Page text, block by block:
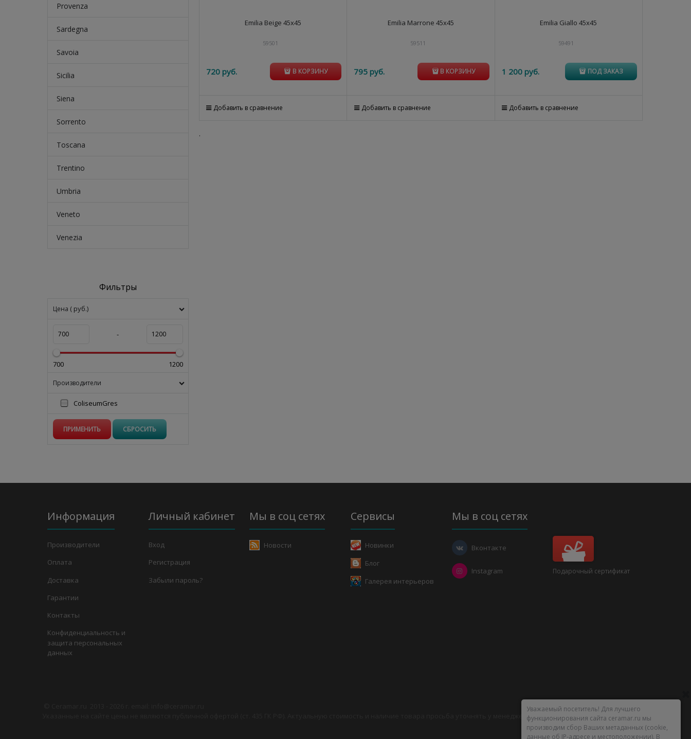
Provenza
Sardegna
Savoia
Sicilia
Siena
Sorrento
Toscana
Trentino
Umbria
Veneto
Venezia
Фильтры
Цена ( руб.)
-
700 1200
Производители
ColiseumGres
Emilia Beige 45x45
59501
720 руб. В КОРЗИНУ
Добавить в сравнение
Emilia Marrone 45x45
59511
795 руб. В КОРЗИНУ
Добавить в сравнение
Emilia Giallo 45x45
59491
1 200 руб. ПОД ЗАКАЗ
Добавить в сравнение
.
Информация
Производители
Оплата
Доставка
Гарантии
Контакты
Конфиденциальность и
защита персональных
данных
Личный кабинет
Вход
Регистрация
Забыли пароль?
Мы в соц сетях
Новости
Сервисы
Новинки
Блог
Галерея интерьеров
Мы в соц сетях
Вконтакте
Instagram Подарочный сертификат
Указанные на сайте цены не являются публичной офертой (ст. 435 ГК РФ). Актуальную стоимость и наличие товара просьба уточнять у менеджеров.
Уважаемый посетитель! Для лучшего
функционирования сайта ceramar.ru мы
производим сбор Ваших метаданных (cookie,
данные об IP-адресе и местоположении). В